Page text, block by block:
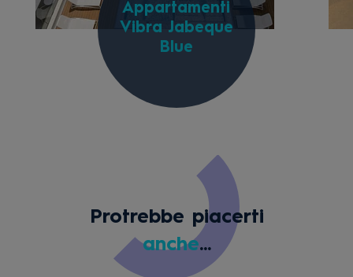
Appartamenti
Vibra Jabeque
Blue
Protrebbe piacerti
anche...